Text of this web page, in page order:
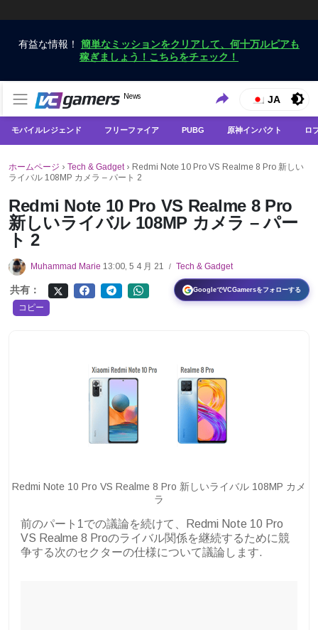
有益な情報！ 簡単なミッションをクリアして、何十万ルピアも
稼ぎましょう！こちらをチェック！
VCGamers ニュース
News
VCGamersだけで最新のゲームニュースを入手
JA
モバイルレジェンド フリーファイア PUBG 原神インパクト ロ
ホームページ › Tech & Gadget› Redmi Note 10 Pro VS Realme 8 Pro 新しい
ライバル 108MP カメラ – パート 2
Redmi Note 10 Pro VS Realme 8 Pro
新しいライバル 108MP カメラ – パー
ト 2
Muhammad Marie 13:00, 5 4 月 21 / Tech & Gadget
GoogleでVCGamersをフォローする
共有：
コピー
Redmi Note 10 Pro VS Realme 8 Pro 新しいライバル 108MP カメ
ラ
前のパート1での議論を続けて、Redmi Note 10 Pro
VS Realme 8 Proのライバル関係を継続するために競
争する次のセクターの仕様について議論します.